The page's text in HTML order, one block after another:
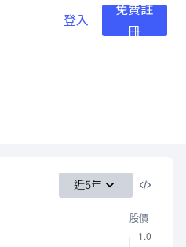
登入
免費註
冊
近5年